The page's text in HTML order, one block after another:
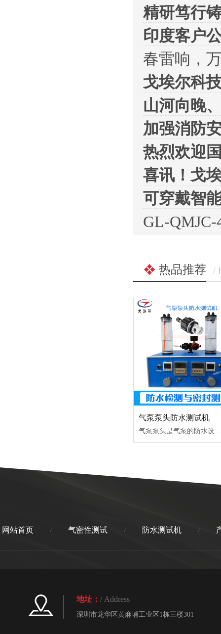
精研笃行
印度客户
春雷响，
戈埃尔科
山河向晚
加强消防
热烈欢迎
喜讯！戈
可穿戴智
GL-
热品推荐 /
气泵泵头防水测试机
气泵泵头是气泵的防水设备，是在户外/室外环境使用的一种防水装置，可以起到不让水进入气泵内部导致电气元件损坏，一般的户外气泵泵头大多不具备防水功能，面对恶劣雨雪以及大雾等天气，就不能很好的的保护气泵不受水的侵蚀，也不能保障设备内部的线路正常运行；因此气泵是要做防水处理的，就需要通过气泵防水测试设备来做气泵泵头防水检测：下...
网站首页 / 气密性测试 / 防水测试机 /
地址： / Address
深圳市龙华区黄麻埔工业区1栋三楼301